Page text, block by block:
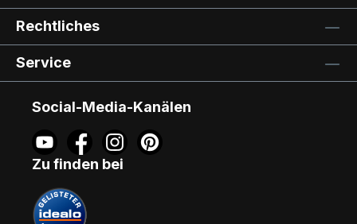
Fenster (VL/VK) oder Austauschfenster
(VL/VU/VKU) gekauft werden? Nein, diese
Spar-Sets werden von VELUX nur für die
aktuellen Sortimente der Fenster
GGL/GHL/GPL/GGU/GHU/GPU
angeboten. Hier bleibt ggf. nur der Kauf
Informationen zum Thema: Andere
Zubehörartikel (Jalousetten, Faltstores,
Insektenschutzrollos) sowie mehrere
Produkte zur Komplett-Lieferung können
Rechtliches
Service
Social-Media-Kanälen
Zu finden bei